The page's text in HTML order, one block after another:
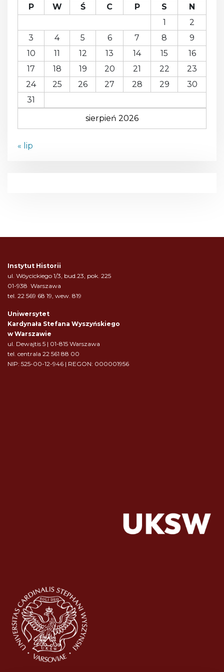
sierpień 2026
P W Ś C P S
N
1
2
3
4 5 6 7 8
9
10
11 12 13 14 15
16
17
18 19 20 21 22
23
24
25 26 27 28 29
30
31
« lip
Instytut Historii
ul. Wóycickiego 1/3, bud.23, pok. 225
01-938 Warszawa
tel. 22 569 68 19, wew. 819
Uniwersytet
Kardynała Stefana Wyszyńskiego
w Warszawie
ul. Dewajtis 5 | 01-815 Warszawa
tel. centrala 22 561 88 00
NIP: 525-00-12-946 | REGON: 000001956